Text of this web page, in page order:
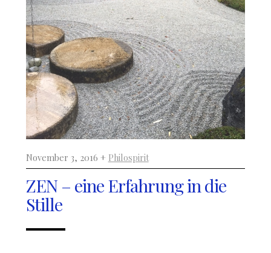
November 3, 2016 + Philospirit
ZEN – eine Erfahrung in die
Stille